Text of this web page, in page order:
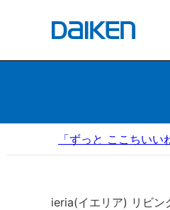
「ずっと ここちい
ieria(イエリア) リビン